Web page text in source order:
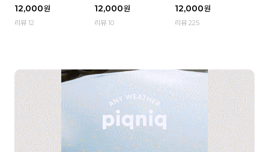
12,000원
리뷰 12
12,000원
리뷰 10
12,000원
리뷰 225